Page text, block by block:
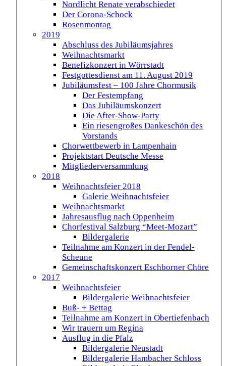
Nordlicht Renate verabschiedet
Der Corona-Schock
Rosenmontag
2019
Abschluss des Jubiläumsjahres
Weihnachtsmarkt
Benefizkonzert in Wörrstadt
Festgottesdienst am 11. August 2019
Jubiläumsfest – 100 Jahre Chormusik
Der Festempfang
Das Jubiläumskonzert
Die After-Show-Party
Ein riesengroßes Dankeschön des
Vorstands
Chorwettbewerb in Lampenhain
Projektstart Deutsche Messe
Mitgliederversammlung
2018
Weihnachtsfeier 2018
Galerie Weihnachtsfeier
Weihnachtsmarkt
Jahresausflug nach Oppenheim
Chorfestival Salzburg “Meet-Mozart”
Bildergalerie
Teilnahme am Konzert in der Fendel-
Scheune
Gemeinschaftskonzert Eschborner Chöre
2017
Weihnachtsfeier
Bildergalerie Weihnachtsfeier
Buß- + Bettag
Teilnahme am Konzert in Obertiefenbach
Wir trauern um Regina
Ausflug in die Pfalz
Bildergalerie Neustadt
Bildergalerie Hambacher Schloss